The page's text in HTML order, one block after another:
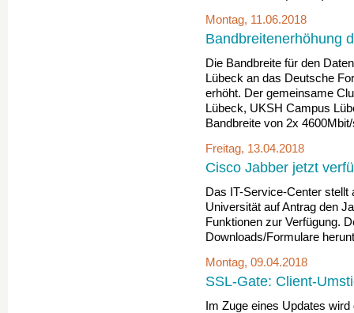
Montag, 11.06.2018
Bandbreitenerhöhung
Die Bandbreite für den
Lübeck an das Deutsche
erhöht. Der gemeinsame
Lübeck, UKSH Campus
Bandbreite von 2x
Freitag, 13.04.2018
Cisco Jabber jetzt
Das IT-Service-Center stellt
Universität auf Antrag den
Funktionen zur Verfügung.
Downloads/Formulare
Montag, 09.04.2018
SSL-Gate: Client-
Im Zuge eines Updates